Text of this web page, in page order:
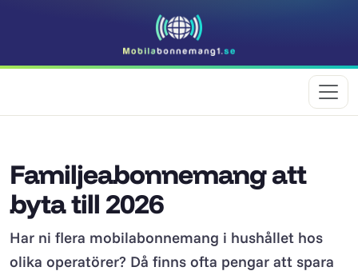
Familjeabonnemang att
byta till 2026
Har ni flera mobilabonnemang i hushållet hos
olika operatörer? Då finns ofta pengar att spara